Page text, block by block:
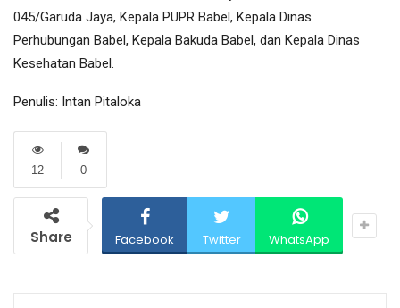
045/Garuda Jaya, Kepala PUPR Babel, Kepala Dinas
Perhubungan Babel, Kepala Bakuda Babel, dan Kepala Dinas
Kesehatan Babel.
Penulis: Intan Pitaloka
0
12
Share Facebook Twitter WhatsApp